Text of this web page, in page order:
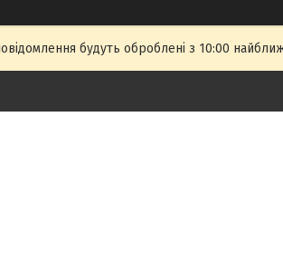
будуть оброблені з 10:00